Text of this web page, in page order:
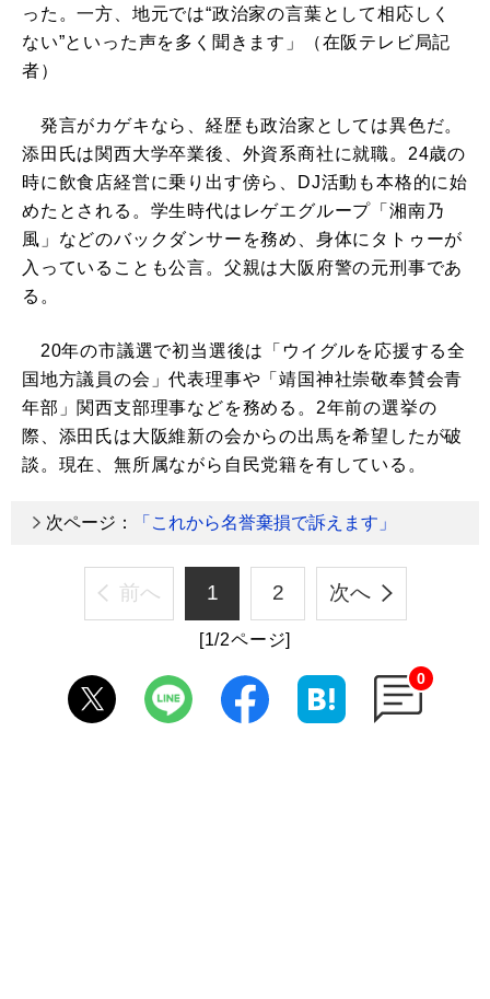
った。一方、地元では“政治家の言葉として相応しく
ない”といった声を多く聞きます」（在阪テレビ局記
者）
発言がカゲキなら、経歴も政治家としては異色だ。
添田氏は関西大学卒業後、外資系商社に就職。24歳の
時に飲食店経営に乗り出す傍ら、DJ活動も本格的に始
めたとされる。学生時代はレゲエグループ「湘南乃
風」などのバックダンサーを務め、身体にタトゥーが
入っていることも公言。父親は大阪府警の元刑事であ
る。
20年の市議選で初当選後は「ウイグルを応援する全
国地方議員の会」代表理事や「靖国神社崇敬奉賛会青
年部」関西支部理事などを務める。2年前の選挙の
際、添田氏は大阪維新の会からの出馬を希望したが破
談。現在、無所属ながら自民党籍を有している。
次ページ： 「これから名誉棄損で訴えます」
前へ 1 2 次へ
[1/2ページ]
0